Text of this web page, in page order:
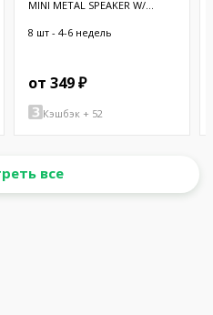
MINI METAL SPEAKER W/
8 шт - 4-6 недель
от 349 ₽
Кэшбэк + 52
все